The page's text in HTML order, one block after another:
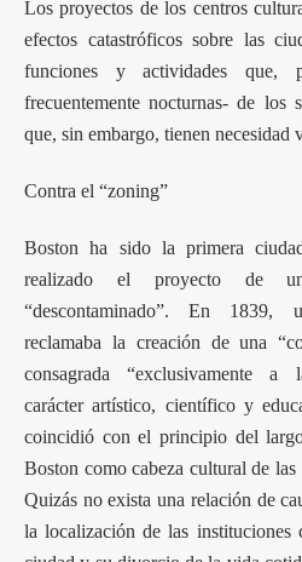
Los proyectos de los centros
efectos catastróficos sobre las
funciones y actividades que,
frecuentemente nocturnas- de los
que, sin embargo, tienen necesidad
Contra el “zoning”
Boston ha sido la primera
realizado el proyecto de
“descontaminado”. En 1839,
reclamaba la creación de una
consagrada “exclusivamente a
carácter artístico, científico y
coincidió con el principio del
Boston como cabeza cultural de las
Quizás no exista una relación de
la localización de las instituciones